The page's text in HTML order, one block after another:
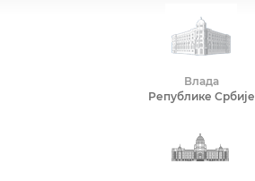
Влада
Републике Србије